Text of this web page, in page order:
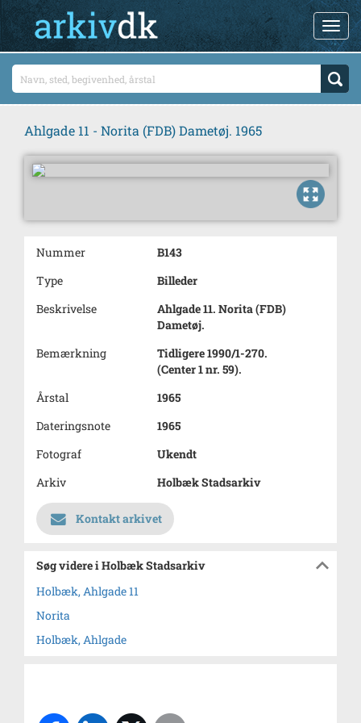
Ahlgade 11 - Norita (FDB) Dametøj. 1965
Nummer
B143
Type
Billeder
Beskrivelse
Ahlgade 11. Norita (FDB)
Dametøj.
Bemærkning
Tidligere 1990/1-270.
(Center 1 nr. 59).
Årstal
1965
Dateringsnote
1965
Fotograf
Ukendt
Arkiv
Holbæk Stadsarkiv
Kontakt arkivet
Søg videre i Holbæk Stadsarkiv
Holbæk, Ahlgade 11
Norita
Holbæk, Ahlgade